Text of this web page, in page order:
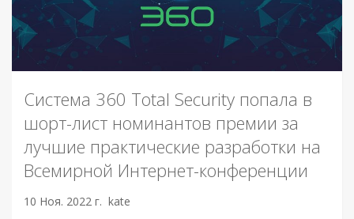
Система 360 Total Security попала в
шорт-лист номинантов премии за
лучшие практические разработки на
Всемирной Интернет-конференции
10 Ноя. 2022 г. kate